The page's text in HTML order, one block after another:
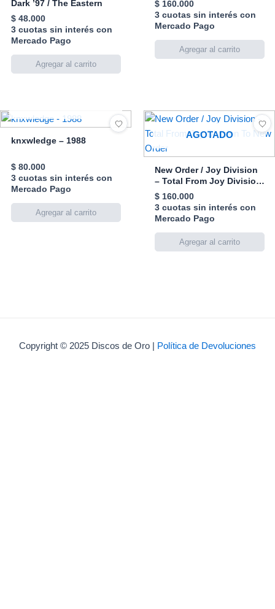
Dark ’97 / The Eastern
$48.000
3 cuotas sin interés con
Mercado Pago
$160.000
3 cuotas sin interés con
Mercado Pago
knxwledge – 1988
$80.000
3 cuotas sin interés con
Mercado Pago
AGOTADO
New Order / Joy Division
– Total From Joy Division
To New Order
$160.000
3 cuotas sin interés con
Mercado Pago
Copyright © 2025 Discos de Oro | Política de Devoluciones